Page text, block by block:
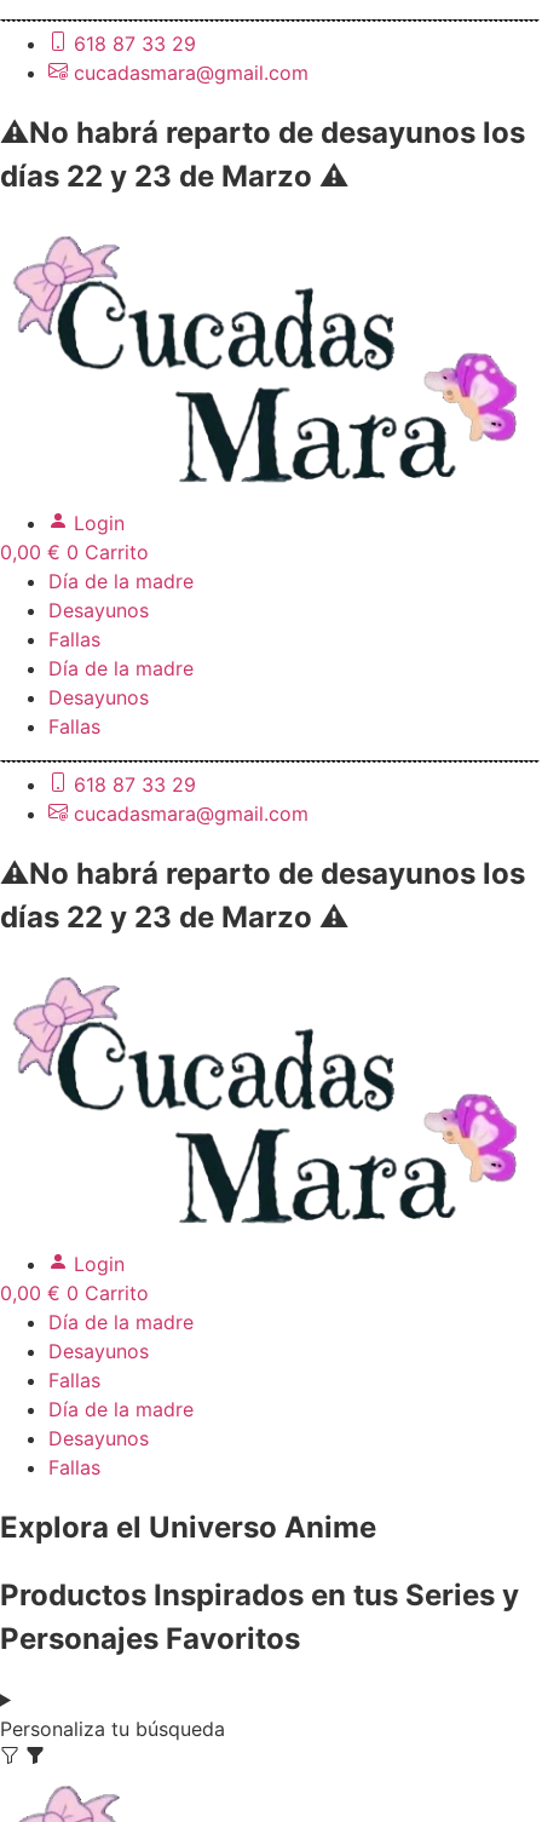
618 87 33 29
cucadasmara@gmail.com
⚠️No habrá reparto de desayunos los
días 22 y 23 de Marzo ⚠️
Login
0,00 € 0 Carrito
Día de la madre
Desayunos
Fallas
Día de la madre
Desayunos
Fallas
618 87 33 29
cucadasmara@gmail.com
⚠️No habrá reparto de desayunos los
días 22 y 23 de Marzo ⚠️
Login
0,00 € 0 Carrito
Día de la madre
Desayunos
Fallas
Día de la madre
Desayunos
Fallas
Explora el Universo Anime
Productos Inspirados en tus Series y
Personajes Favoritos
Personaliza tu búsqueda